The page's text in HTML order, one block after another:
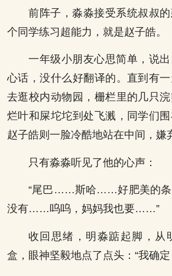
前阵子，淼淼接受系统叔叔
个同学练习超能力，就是赵子皓。
一年级小朋友心思简单，说
心话，没什么好翻译的。直到有
去逛校内动物园，栅栏里的几只
烂叶和屎坨坨到处飞溅，同学们围
赵子皓则一脸冷酷地站在中间，嫌
只有淼淼听见了他的心声：
“尾巴……斯哈……好肥美的条
没有……呜呜，妈妈我也要……”
收回思绪，明淼踮起脚，从
盒，眼神坚毅地点了点头：“我确定